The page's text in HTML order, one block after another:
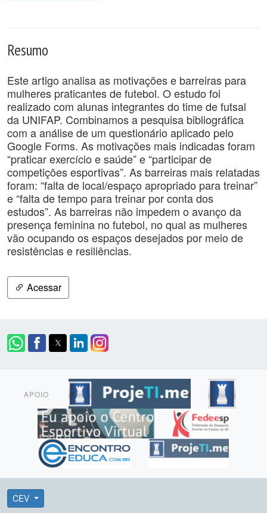
Resumo
Este artigo analisa as motivações e barreiras para
mulheres praticantes de futebol. O estudo foi
realizado com alunas integrantes do time de futsal
da UNIFAP. Combinamos a pesquisa bibliográfica
com a análise de um questionário aplicado pelo
Google Forms. As motivações mais indicadas foram
“praticar exercício e saúde” e “participar de
competições esportivas”. As barreiras mais relatadas
foram: “falta de local/espaço apropriado para treinar”
e “falta de tempo para treinar por conta dos
estudos”. As barreiras não impedem o avanço da
presença feminina no futebol, no qual as mulheres
vão ocupando os espaços desejados por meio de
resistências e resiliências.
Acessar
APOIO
CEV